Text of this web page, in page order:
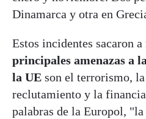
Dinamarca y otra en
Estos incidentes sacaron
principales amenazas a
la UE son el terrorismo,
reclutamiento y la
palabras de la Europol,